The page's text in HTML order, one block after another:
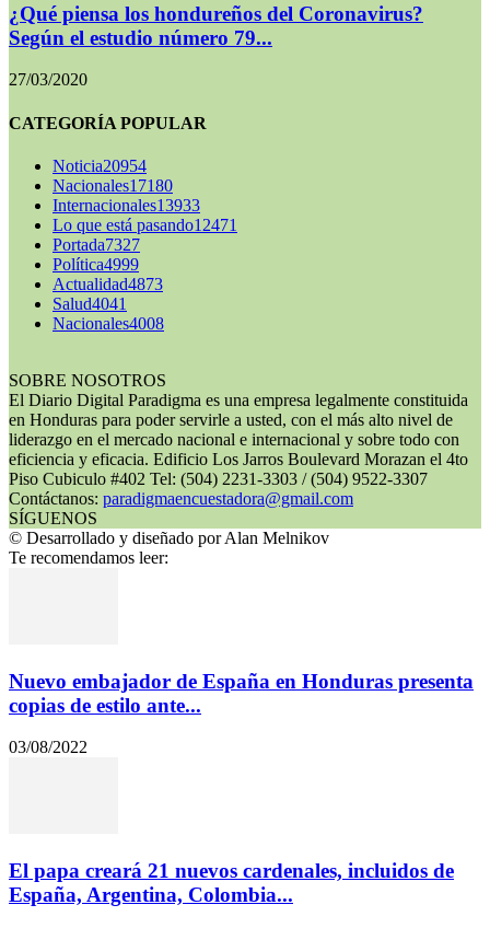
¿Qué piensa los hondureños del Coronavirus?
Según el estudio número 79...
27/03/2020
CATEGORÍA POPULAR
Noticia20954
Nacionales17180
Internacionales13933
Lo que está pasando12471
Portada7327
Política4999
Actualidad4873
Salud4041
Nacionales4008
SOBRE NOSOTROS
El Diario Digital Paradigma es una empresa legalmente constituida
en Honduras para poder servirle a usted, con el más alto nivel de
liderazgo en el mercado nacional e internacional y sobre todo con
eficiencia y eficacia. Edificio Los Jarros Boulevard Morazan el 4to
Piso Cubiculo #402 Tel: (504) 2231-3303 / (504) 9522-3307
Contáctanos: paradigmaencuestadora@gmail.com
SÍGUENOS
© Desarrollado y diseñado por Alan Melnikov
Te recomendamos leer:
Nuevo embajador de España en Honduras presenta
copias de estilo ante...
03/08/2022
El papa creará 21 nuevos cardenales, incluidos de
España, Argentina, Colombia...